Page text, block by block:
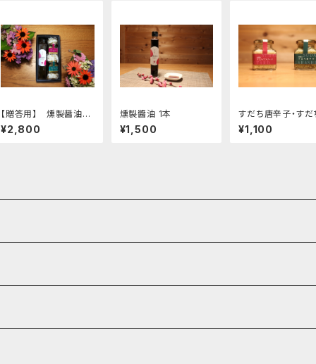
【贈答用】 燻製醤油、
スダチ調味料の詰め合
わせ１
¥2,800
燻製醬油 1本
¥1,500
すだち唐辛子・すだ
スタード詰め合わせ
¥1,100